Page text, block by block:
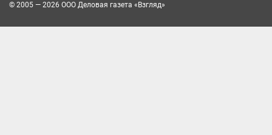
© 2005 — 2026 ООО Деловая газета «Взгляд»